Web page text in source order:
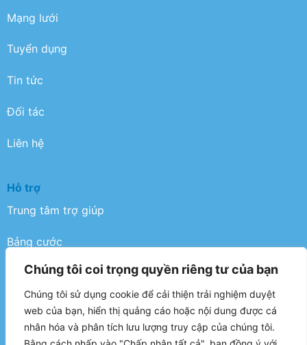
Chúng tôi coi trọng quyền riêng tư của bạn
Chúng tôi sử dụng cookie để cải thiện trải nghiệm duyệt
web của bạn, hiển thị quảng cáo hoặc nội dung được cá
nhân hóa và phân tích lưu lượng truy cập của chúng tôi.
Mạng lưới
Tuyển dụng
Tin tức
Đối tác
Liên hệ
Hỗ trợ
Trung tâm trợ giúp
Bảng cước
Điều khoản
Chính sách bảo mật